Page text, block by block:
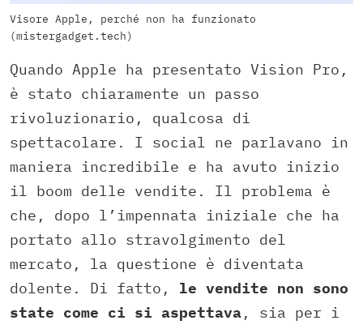
Visore Apple, perché non ha funzionato
(mistergadget.tech)
Quando Apple ha presentato Vision Pro,
è stato chiaramente un passo
rivoluzionario, qualcosa di
spettacolare. I social ne parlavano in
maniera incredibile e ha avuto inizio
il boom delle vendite. Il problema è
che, dopo l’impennata iniziale che ha
portato allo stravolgimento del
mercato, la questione è diventata
dolente. Di fatto, le vendite non sono
state come ci si aspettava, sia per i